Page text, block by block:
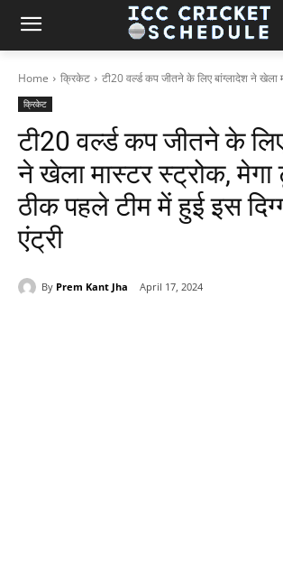
Home क्रिकेट टी20 वर्ल्ड कप जीतने के लिए बांग्लादेश ने खेला
क्रिकेट
टी20 वर्ल्ड कप जीतने के
ने खेला मास्टर स्ट्रोक, मेगा
ठीक पहले टीम में हुई इस
एंट्री
By Prem Kant Jha April 17, 2024